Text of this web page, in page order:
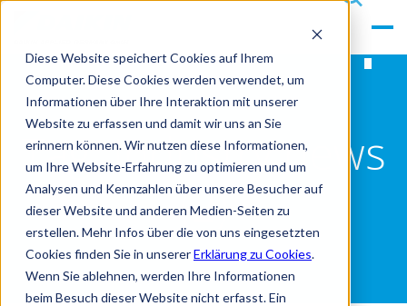
Diese Website speichert Cookies auf Ihrem
Computer. Diese Cookies werden verwendet, um
Informationen über Ihre Interaktion mit unserer
Website zu erfassen und damit wir uns an Sie
erinnern können. Wir nutzen diese Informationen,
um Ihre Website-Erfahrung zu optimieren und um
Analysen und Kennzahlen über unsere Besucher auf
dieser Website und anderen Medien-Seiten zu
erstellen. Mehr Infos über die von uns eingesetzten
Cookies finden Sie in unsererErklärung zu Cookies.
Wenn Sie ablehnen, werden Ihre Informationen
beim Besuch dieser Website nicht erfasst. Ein
s
ea
Tag: Industry news
(2)